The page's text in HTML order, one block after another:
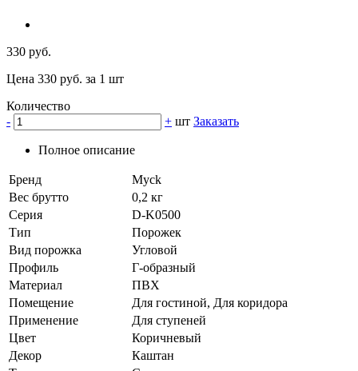
330 руб.
Цена 330 руб. за 1 шт
Количество
-
+ шт Заказать
Полное описание
Бренд
Myck
Вес брутто
0,2 кг
Серия
D-K0500
Тип
Порожек
Вид порожка
Угловой
Профиль
Г-образный
Материал
ПВХ
Помещение
Для гостиной, Для коридора
Применение
Для ступеней
Цвет
Коричневый
Декор
Каштан